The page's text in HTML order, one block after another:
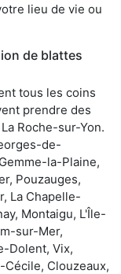
lieu de vie ou
de blattes
tous les coins
prendre des
Roche-sur-Yon.
de-
la-Plaine,
Pouzauges,
La Chapelle-
Montaigu, L'Île-
sur-Mer,
Dolent, Vix,
Clouzeaux,